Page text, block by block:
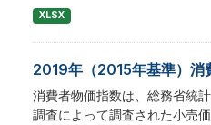
XLSX
2019年（2015年基準）消
消費者物価指数は、総務省統
調査によって調査された小売